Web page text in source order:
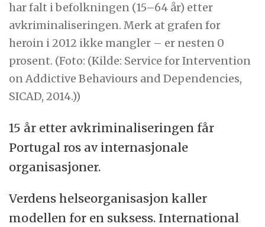
har falt i befolkningen (15–64 år) etter
avkriminaliseringen. Merk at grafen for
heroin i 2012 ikke mangler – er nesten 0
prosent. (Foto: (Kilde: Service for Intervention
on Addictive Behaviours and Dependencies,
SICAD, 2014.))
15 år etter avkriminaliseringen får
Portugal ros av internasjonale
organisasjoner.
Verdens helseorganisasjon kaller
modellen for en suksess. International